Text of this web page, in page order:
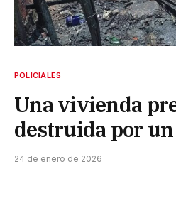
POLICIALES
Una vivienda
destruida por
24 de enero de 2026